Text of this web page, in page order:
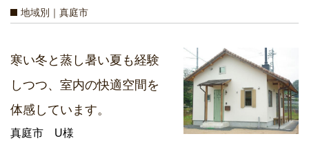
地域別｜真庭市
寒い冬と蒸し暑い夏も経験
しつつ、室内の快適空間を
体感しています。
真庭市 U様